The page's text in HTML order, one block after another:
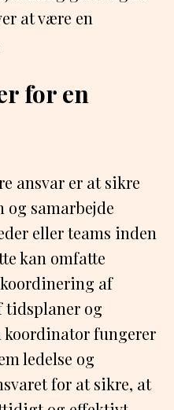
at være en
for en
ansvar er at sikre
samarbejde
eller teams inden
kan omfatte
af
tidsplaner og
koordinator fungerer
ledelse og
for at sikre, at